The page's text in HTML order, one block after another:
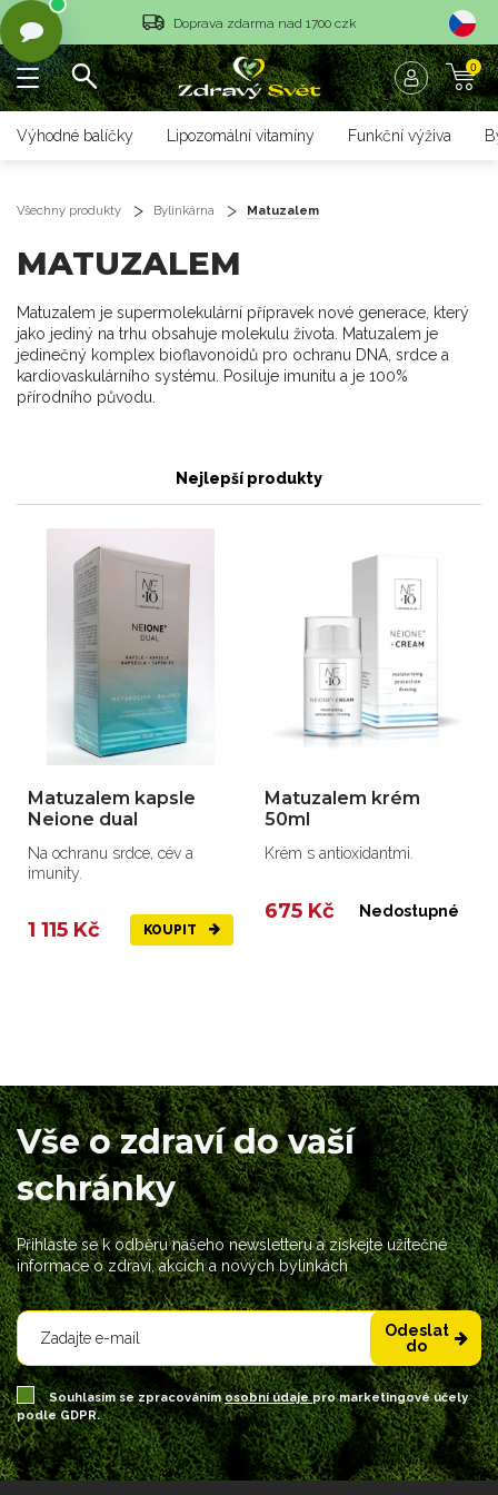
Vrácení objednávky do 14 dnů
Rychlé dodání <36 hodin
Doprava zdarma nad 1700 czk
0
Výhodné balíčky Lipozomální vitamíny Funkční výživa
Všechny produkty Bylinkárna Matuzalem
MATUZALEM
Matuzalem je supermolekulární přípravek nové generace, který
jako jediný na trhu obsahuje molekulu života. Matuzalem je
jedinečný komplex bioflavonoidů pro ochranu DNA, srdce a
kardiovaskulárního systému. Posiluje imunitu a je 100%
přírodního původu.
Nejlepší produkty
Matuzalem kapsle
Neione dual
Na ochranu srdce, cév a
imunity.
1 115 Kč KOUPIT
Matuzalem krém
50ml
Krém s antioxidantmi.
675 Kč Nedostupné
Vše o zdraví do vaší
schránky
Přihlaste se k odběru našeho newsletteru a získejte užitečné
informace o zdraví, akcích a nových bylinkách
Odeslat
do
Souhlasím se zpracovánímosobní údajepro marketingové účely
podle GDPR.